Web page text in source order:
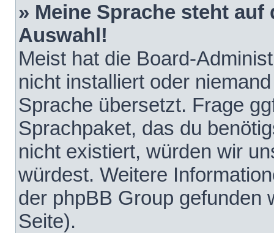
» Meine Sprache steht
Auswahl!
Meist hat die Board-
nicht installiert oder
Sprache übersetzt. Frage
Sprachpaket, das du
nicht existiert, würden wir
würdest. Weitere
der phpBB Group gefunden
Seite).